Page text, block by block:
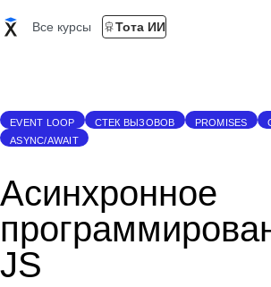
Все курсы Тота ИИ
EVENT LOOP СТЕК ВЫЗОВОВ PROMISES
ASYNC/AWAIT
Асинхронное
JS